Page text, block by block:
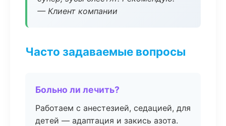
— Клиент компании
Часто задаваемые вопросы
Больно ли лечить?
Работаем с анестезией, седацией, для
детей — адаптация и закись азота.